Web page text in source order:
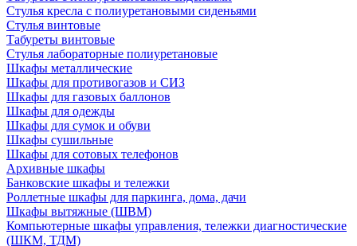
Стулья кресла с полиуретановыми сиденьями
Стулья винтовые
Табуреты винтовые
Стулья лабораторные полиуретановые
Шкафы металлические
Шкафы для противогазов и СИЗ
Шкафы для газовых баллонов
Шкафы для одежды
Шкафы для сумок и обуви
Шкафы сушильные
Шкафы для сотовых телефонов
Архивные шкафы
Банковские шкафы и тележки
Роллетные шкафы для паркинга, дома, дачи
Шкафы вытяжные (ШВМ)
Компьютерные шкафы управления, тележки диагностические
(ШКМ, ТДМ)